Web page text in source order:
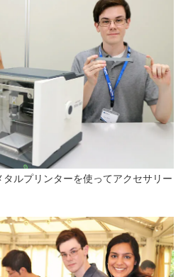
ルプリンターを使ってアクセサリー